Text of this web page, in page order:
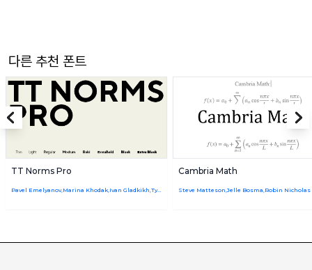
다른 추천 폰트
TT Norms Pro
Pavel Emelyanov,Marina Khodak,Ivan Gladkikh,TypeType Team
Cambria Math
Steve Matteson,Jelle Bosma,Robin Nicholas